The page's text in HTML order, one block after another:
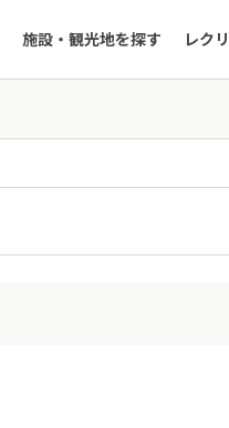
施設・観光地を探す レク